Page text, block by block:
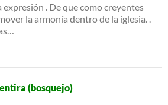
expresión . De que como creyentes
la armonía dentro de la iglesia. .
(bosquejo)